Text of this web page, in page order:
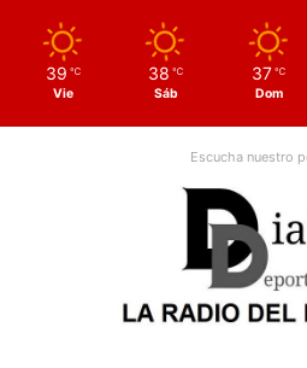
39 ℃
Vie
38 ℃
Sáb
37 ℃
Dom
Escucha nuestro